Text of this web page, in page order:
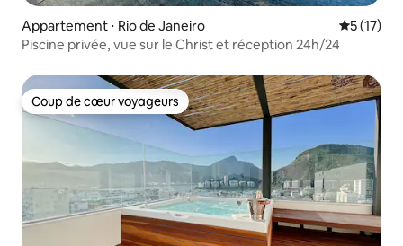
Appartement ⋅ Rio de Janeiro
5 (17)
Piscine privée, vue sur le Christ et réception 24h/24
Coup de cœur voyageurs
Coup de cœur voyageurs